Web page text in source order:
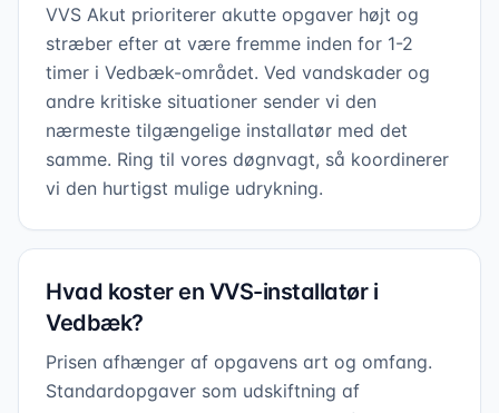
VVS Akut prioriterer akutte opgaver højt og
stræber efter at være fremme inden for 1-2
timer i Vedbæk-området. Ved vandskader og
andre kritiske situationer sender vi den
nærmeste tilgængelige installatør med det
samme. Ring til vores døgnvagt, så koordinerer
vi den hurtigst mulige udrykning.
Hvad koster en VVS-installatør i
Vedbæk?
Prisen afhænger af opgavens art og omfang.
Standardopgaver som udskiftning af